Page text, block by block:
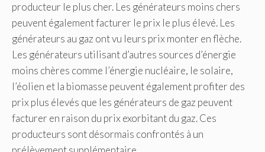
producteur le plus cher. Les générateurs moins chers
peuvent également facturer le prix le plus élevé. Les
générateurs au gaz ont vu leurs prix monter en flèche.
Les générateurs utilisant d’autres sources d’énergie
moins chères comme l’énergie nucléaire, le solaire,
l’éolien et la biomasse peuvent également profiter des
prix plus élevés que les générateurs de gaz peuvent
facturer en raison du prix exorbitant du gaz.Ces
producteurs sont désormais confrontés à un